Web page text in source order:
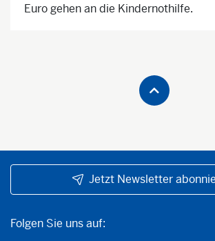
Euro gehen an die Kindernothilfe.
Jetzt Newsletter
Folgen Sie uns auf:
Folgen Sie uns auf: